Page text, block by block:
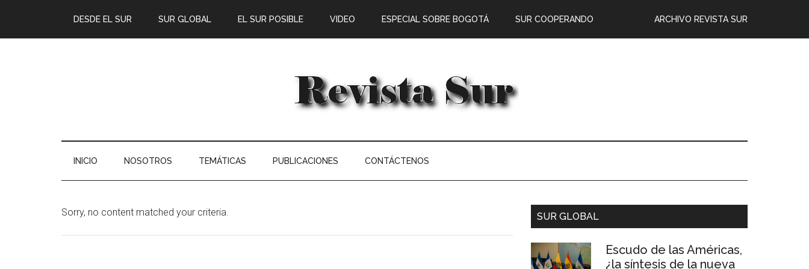
DESDE EL SUR SUR GLOBAL EL SUR POSIBLE ARCHIVO REVISTA SUR
VIDEO ESPECIAL SOBRE BOGOTÁ SUR COOPERANDO
INICIO NOSOTROS TEMÁTICAS PUBLICACIONES CONTÁCTENOS
Sorry, no content matched your criteria. SUR GLOBAL
Escudo de las Américas,
¿la síntesis de la nueva